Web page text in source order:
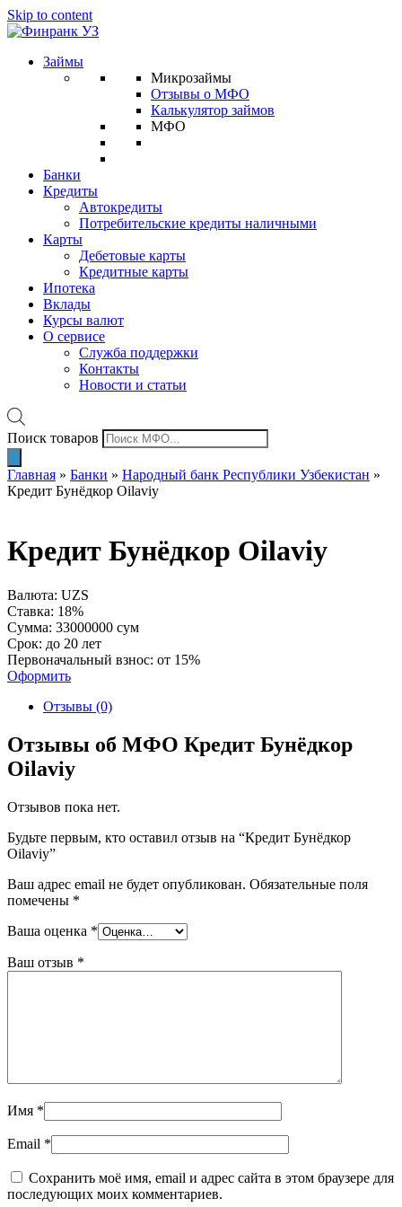
Skip to content
Займы
Микрозаймы
Отзывы о МФО
Калькулятор займов
МФО
Банки
Кредиты
Автокредиты
Потребительские кредиты наличными
Карты
Дебетовые карты
Кредитные карты
Ипотека
Вклады
Курсы валют
О сервисе
Служба поддержки
Контакты
Новости и статьи
Поиск товаров
Главная » Банки » Народный банк Республики Узбекистан »
Кредит Бунёдкор Oilaviy
Кредит Бунёдкор Oilaviy
Валюта: UZS
Ставка: 18%
Сумма: 33000000 сум
Срок: до 20 лет
Первоначальный взнос: от 15%
Оформить
Отзывы (0)
Отзывы об МФО Кредит Бунёдкор
Oilaviy
Отзывов пока нет.
Будьте первым, кто оставил отзыв на “Кредит Бунёдкор
Oilaviy”
Ваш адрес email не будет опубликован. Обязательные поля
помечены *
Ваша оценка *
Ваш отзыв *
Имя *
Email *
Сохранить моё имя, email и адрес сайта в этом браузере для
последующих моих комментариев.